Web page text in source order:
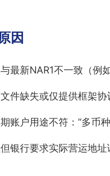
因
最新NAR1不一致（例
件缺失或仅提供框架协
账户用途不符：“多币
银行要求实际营运地址